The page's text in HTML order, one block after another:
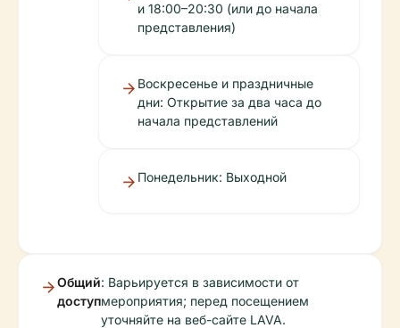
и 18:00–20:30 (или до начала
представления)
Воскресенье и праздничные
дни: Открытие за два часа до
начала представлений
Понедельник: Выходной
Общий
доступ
: Варьируется в зависимости от
мероприятия; перед посещением
уточняйте на веб-сайте LAVA.